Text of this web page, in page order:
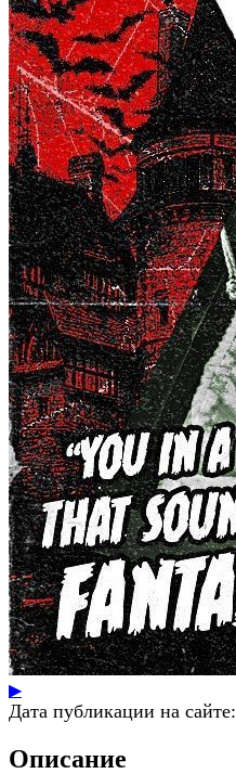
▶
Дата публикации на сайте:
Описание